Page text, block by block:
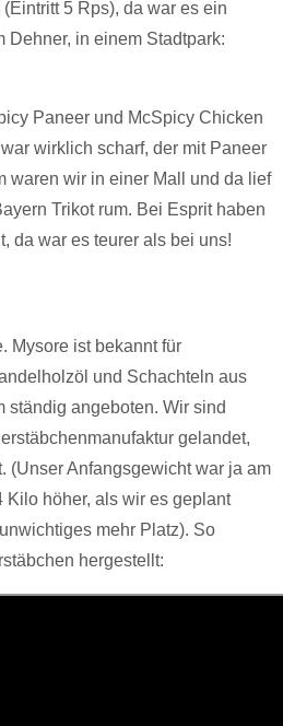
5 Rps), da war es ein
Dehner, in einem Stadtpark:
Paneer und McSpicy Chicken
wirklich scharf, der mit Paneer
waren wir in einer Mall und da lief
Trikot rum. Bei Esprit haben
da war es teurer als bei uns!
Mysore ist bekannt für
und Schachteln aus
ständig angeboten. Wir sind
gelandet,
(Unser Anfangsgewicht war ja am
Kilo höher, als wir es geplant
mehr Platz). So
hergestellt: